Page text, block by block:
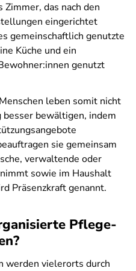
das nach den
eingerichtet
gemeinschaftlich genutzte
Küche und ein
genutzt
leben somit nicht
bewältigen, indem
sie gemeinsam
verwaltende oder
sowie im Haushalt
Präsenzkraft genannt.
Pflege-
werden vielerorts durch